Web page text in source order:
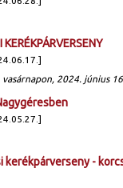
KERÉKPÁRVERSENY
2024. június
kerékpárverseny -